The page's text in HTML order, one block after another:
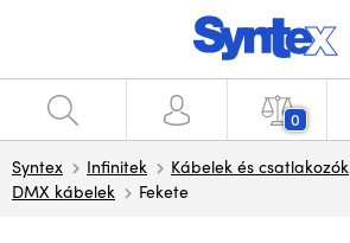
0
Syntex Infinitek Kábelek és csatlakozók
DMX kábelek
Fekete